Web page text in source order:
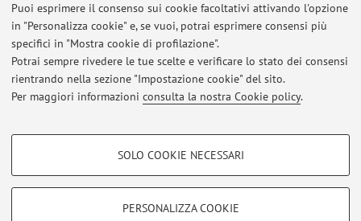
Puoi esprimere il consenso sui cookie facoltativi attivando l'opzione
in "Personalizza cookie" e, se vuoi, potrai esprimere consensi più
specifici in "Mostra cookie di profilazione".
Potrai sempre rivedere le tue scelte e verificare lo stato dei consensi
rientrando nella sezione "Impostazione cookie" del sito.
Per maggiori informazioni consulta la nostra Cookie policy.
COOKIE DI PROFILAZIONE - FACOLTATIVI
SOLO COOKIE NECESSARI
PERSONALIZZA COOKIE
Ultimi avvisi
Al momento non sono presenti avvisi.
Area riservata
Accedi tramiteloginper gestire tutti i contenuti del sito.